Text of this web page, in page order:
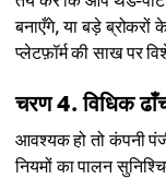
बनाएँगे, या बड़े
प्लेटफ़ॉर्म की साख पर
चरण 4. विधिक
आवश्यक हो तो कंपनी
नियमों का पालन